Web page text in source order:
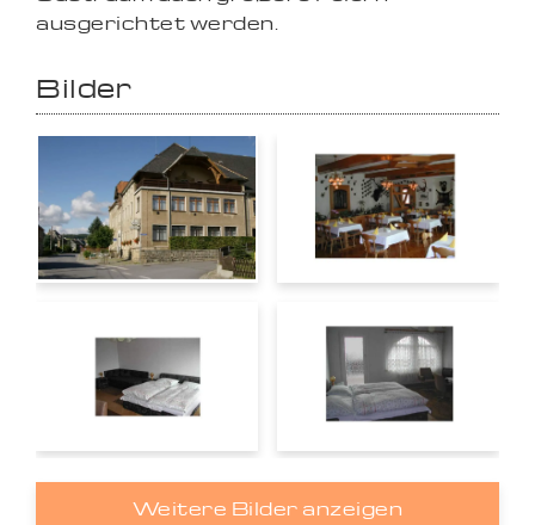
ausgerichtet werden.
Bilder
Weitere Bilder anzeigen